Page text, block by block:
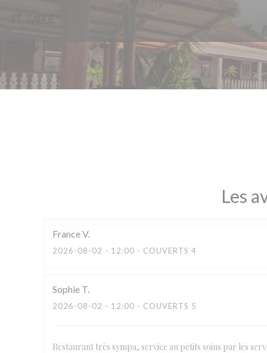
Les
FranceV
2026-08-02 - 12:00 - COUVERTS 4
Sophie T
2026-08-02 - 12:00 - COUVERTS 5
Restaurant très sympa, service au petits soins par les